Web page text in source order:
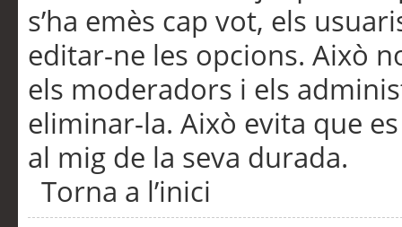
s’ha emès cap vot, els
editar-ne les opcions. Això
els moderadors i els
eliminar-la. Això evita que
al mig de la seva durada.
Torna a l’inici